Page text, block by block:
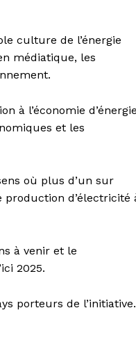
culture de l’énergie
médiatique, les
à l’économie
et les
où plus d’un sur
d’électricité
à venir et le
2025.
porteurs de l’initiative.